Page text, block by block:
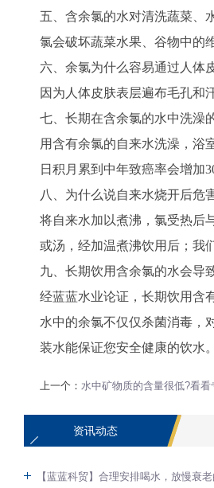
五、含余氯的水对清洗蔬菜、
氯会破坏蔬菜水果、谷物中的
六、余氯为什么容易通过人体
因为人体皮肤表层遍布毛孔和
七、长期在含余氯的水中洗澡
用含有余氯的自来水洗澡，浴
日积月累到中年致癌率会增加
八、为什么说自来水烧开后危
将自来水加以煮沸，氯受热后
或汤，经加温煮沸饮用后；我
九、长期饮用含余氯的水会导
经蓝蓝水业论证，长期饮用含
水中的余氯不仅仅杀菌消毒，
装水能保证您安全健康的饮水。
上一个： 水中矿物质的含量很低?看
资讯动态
【蓝蓝科贸】合理安排喝水，放慢衰老